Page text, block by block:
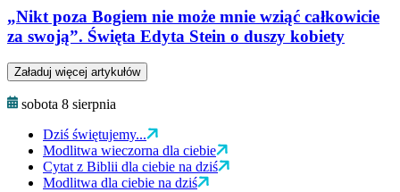
„Nikt poza Bogiem nie może mnie wziąć całkowicie
za swoją”. Święta Edyta Stein o duszy kobiety
Załaduj więcej artykułów
sobota 8 sierpnia
Dziś świętujemy...
Modlitwa wieczorna dla ciebie
Cytat z Biblii dla ciebie na dziś
Modlitwa dla ciebie na dziś